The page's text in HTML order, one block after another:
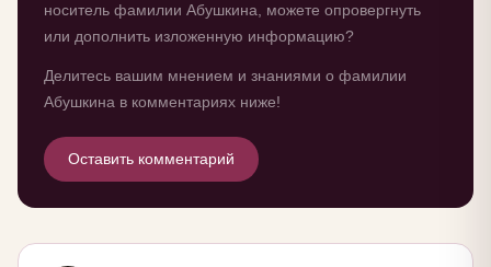
носитель фамилии Абушкина, можете опровергнуть
или дополнить изложенную информацию?
Делитесь вашим мнением и знаниями о фамилии
Абушкина в комментариях ниже!
Оставить комментарий